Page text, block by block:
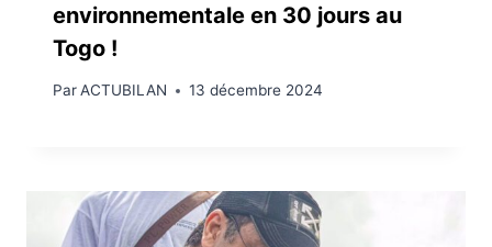
environnementale en 30 jours au
Togo !
ParACTUBILAN 13 décembre 2024